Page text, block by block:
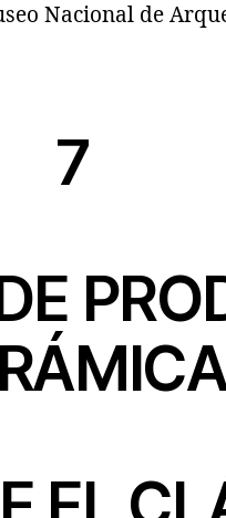
Nacional de
7